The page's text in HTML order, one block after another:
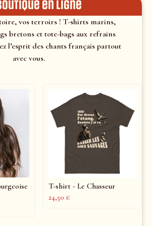
en ligne
vos terroirs ! T-shirts marins,
bretons et tote-bags aux refrains
l’esprit des chants français partout
avec vous.
T-shirt - Le Chasseur
24,50 €